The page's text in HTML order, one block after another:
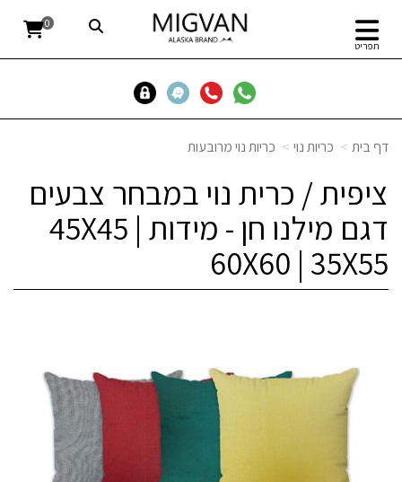
תפריט
0
דף בית כריות נוי כריות נוי מרובעות
ציפית / כרית נוי במבחר צבעים
דגם מילנו חן - מידות 45X45 |
60X60 | 35X55